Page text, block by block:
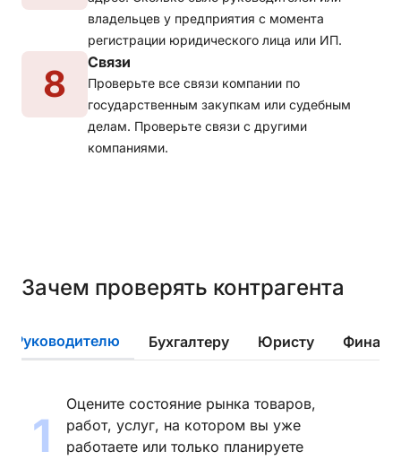
владельцев у предприятия с момента
регистрации юридического лица или ИП.
8 Связи
Проверьте все связи компании по
государственным закупкам или судебным
делам. Проверьте связи с другими
компаниями.
Зачем проверять контрагента
Руководителю Бухгалтеру Юристу
1
Оцените состояние рынка товаров,
работ, услуг, на котором вы уже
работаете или только планируете